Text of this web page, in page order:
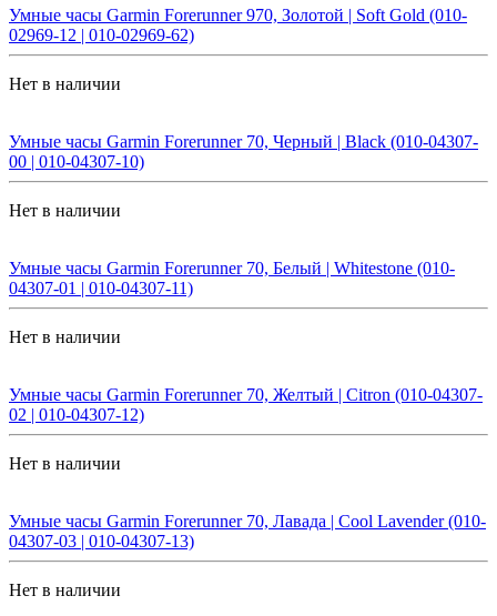
Умные часы Garmin Forerunner 970, Золотой | Soft Gold (010-
02969-12 | 010-02969-62)
Нет в наличии
Умные часы Garmin Forerunner 70, Черный | Black (010-04307-
00 | 010-04307-10)
Нет в наличии
Умные часы Garmin Forerunner 70, Белый | Whitestone (010-
04307-01 | 010-04307-11)
Нет в наличии
Умные часы Garmin Forerunner 70, Желтый | Citron (010-04307-
02 | 010-04307-12)
Нет в наличии
Умные часы Garmin Forerunner 70, Лавада | Cool Lavender (010-
04307-03 | 010-04307-13)
Нет в наличии